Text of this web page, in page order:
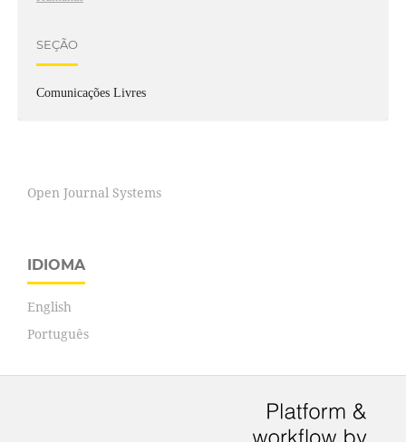
SEÇÃO
Comunicações Livres
Open Journal Systems
IDIOMA
English
Português